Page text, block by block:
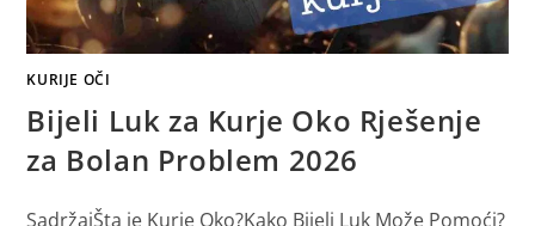
KURIJE OČI
Bijeli Luk za Kurje Oko Rješenje
za Bolan Problem 2026
SadržajŠta je Kurje Oko?Kako Bijeli Luk Može Pomoći?